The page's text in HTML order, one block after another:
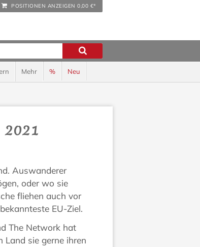
POSITIONEN ANZEIGEN 0,00 €*
Mehr % Neu
Auswanderer
oder wo sie
fliehen auch vor
EU-Ziel.
The Network hat
Land sie gerne ihren